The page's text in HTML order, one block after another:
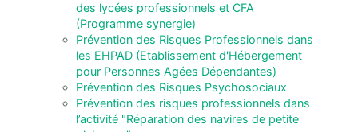
des lycées professionnels et CFA
(Programme synergie)
Prévention des Risques Professionnels dans
les EHPAD (Etablissement d'Hébergement
pour Personnes Agées Dépendantes)
Prévention des Risques Psychosociaux
Prévention des risques professionnels dans
l’activité "Réparation des navires de petite